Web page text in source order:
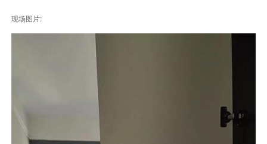
现场图片: